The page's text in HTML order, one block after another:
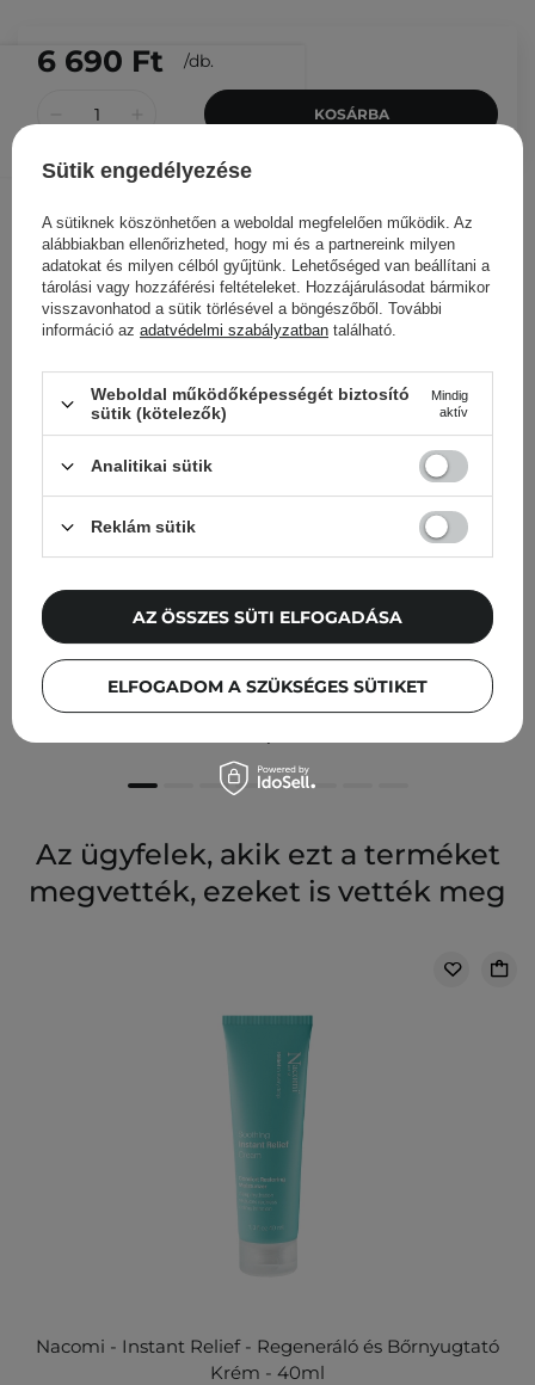
6 690 Ft /db.
KOSÁRBA
Más ügyfeleink ezeket is
Bielenda Professional - Supremelab Barrier Renew -
Tápláló Szemkörnyékápoló Krém Ceramidokkal - 15ml
Az ügyfelek, akik ezt a terméket
megvették, ezeket is vették meg
Nacomi - Instant Relief - Regeneráló és Bőrnyugtató
Krém - 40ml
Sütik engedélyezése
A sütiknek köszönhetően a weboldal megfelelően működik. Az
alábbiakban ellenőrizheted, hogy mi és a partnereink milyen
adatokat és milyen célból gyűjtünk. Lehetőséged van beállítani a
tárolási vagy hozzáférési feltételeket. Hozzájárulásodat bármikor
visszavonhatod a sütik törlésével a böngészőből. További
információ az adatvédelmi szabályzatban található.
Weboldal működőképességét biztosító
sütik (kötelezők)
Mindig
aktív
Analitikai sütik
Reklám sütik
ELFOGADOM A SZÜKSÉGES SÜTIKET
AZ ÖSSZES SÜTI ELFOGADÁSA